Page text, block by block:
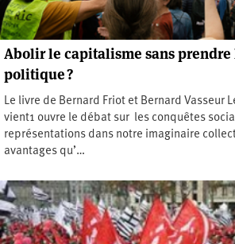
Abolir le capitalisme sans
politique ?
Le livre de Bernard Friot et Bernard Vasseur
vient1 ouvre le débat sur les conquêtes
représentations dans notre imaginaire
avantages qu’…